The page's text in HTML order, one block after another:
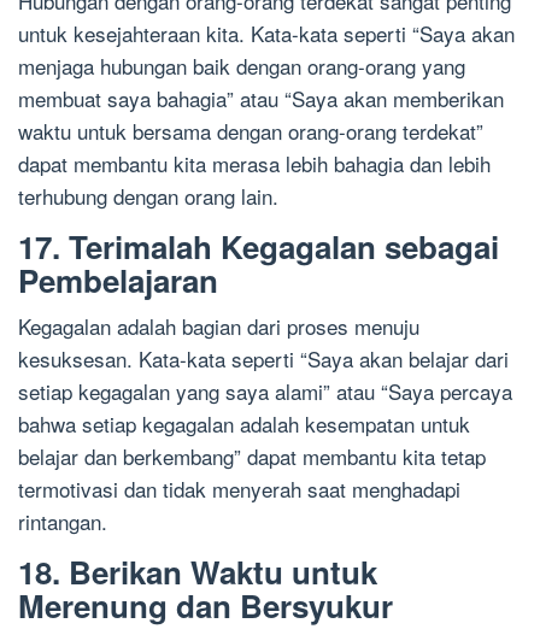
untuk kesejahteraan kita. Kata-kata seperti “Saya akan
menjaga hubungan baik dengan orang-orang yang
membuat saya bahagia” atau “Saya akan memberikan
waktu untuk bersama dengan orang-orang terdekat”
dapat membantu kita merasa lebih bahagia dan lebih
terhubung dengan orang lain.
17. Terimalah Kegagalan sebagai
Pembelajaran
Kegagalan adalah bagian dari proses menuju
kesuksesan. Kata-kata seperti “Saya akan belajar dari
setiap kegagalan yang saya alami” atau “Saya percaya
bahwa setiap kegagalan adalah kesempatan untuk
belajar dan berkembang” dapat membantu kita tetap
termotivasi dan tidak menyerah saat menghadapi
rintangan.
18. Berikan Waktu untuk
Merenung dan Bersyukur